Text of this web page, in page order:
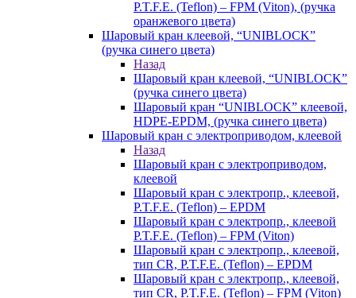
P.T.F.E. (Teflon) – FPM (Viton), (ручка
оранжевого цвета)
Шаровый кран клеевой, “UNIBLOCK”
(ручка синего цвета)
Назад
Шаровый кран клеевой, “UNIBLOCK”
(ручка синего цвета)
Шаровый кран “UNIBLOCK” клеевой,
HDPE-EPDM, (ручка синего цвета)
Шаровый кран с электроприводом, клеевой
Назад
Шаровый кран с электроприводом,
клеевой
Шаровый кран с электропр., клеевой,
P.T.F.E. (Teflon) – EPDM
Шаровый кран с электропр., клеевой
P.T.F.E. (Teflon) – FPM (Viton)
Шаровый кран с электропр., клеевой,
тип CR, P.T.F.E. (Teflon) – EPDM
Шаровый кран с электропр., клеевой,
тип CR, P.T.F.E. (Teflon) – FPM (Viton)